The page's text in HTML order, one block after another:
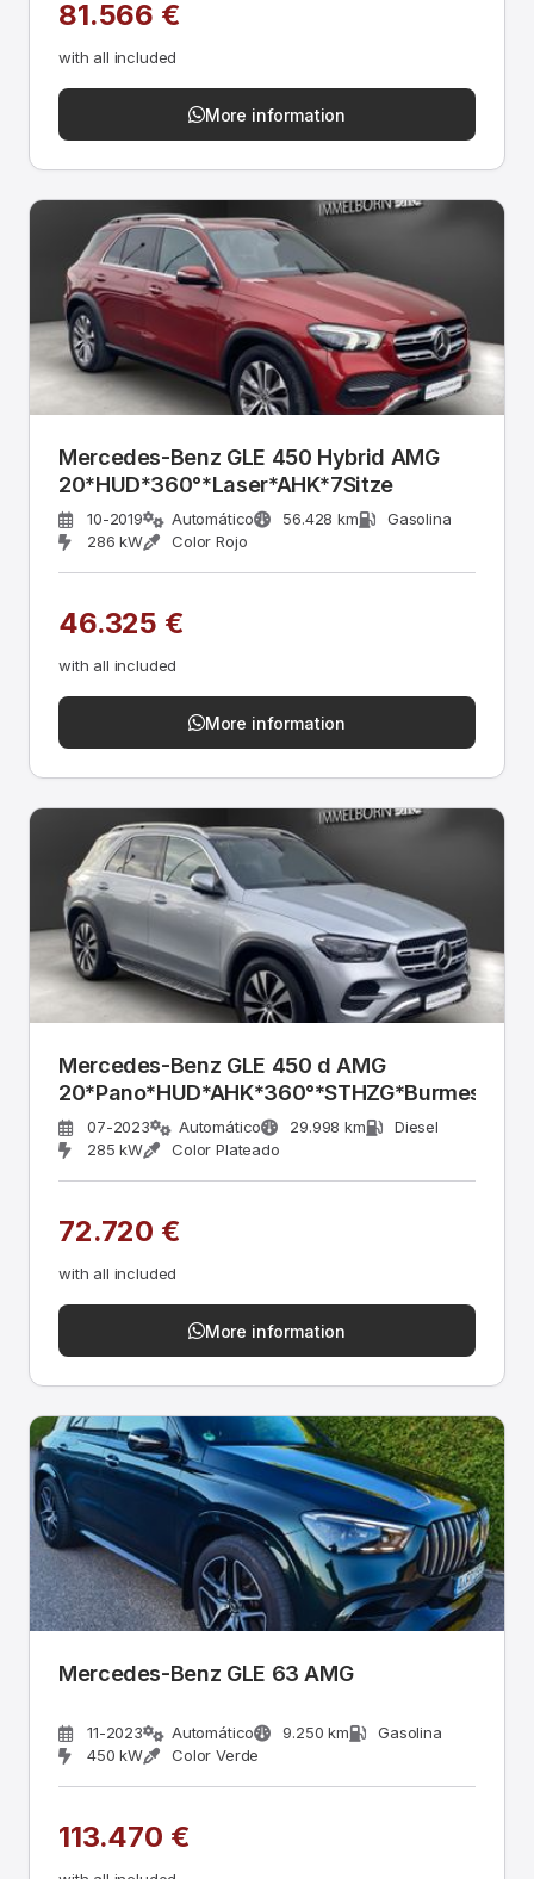
81.566 €
with all included
More information
Mercedes-Benz GLE 450 Hybrid AMG
20*HUD*360°*Laser*AHK*7Sitze
10-2019 Automático 56.428 km
Gasolina
286 kW
Color Rojo
46.325 €
with all included
More information
Mercedes-Benz GLE 450 d AMG
20*Pano*HUD*AHK*360°*STHZG*Burmest
07-2023 Automático 29.998 km
Diesel
285 kW
Color Plateado
72.720 €
with all included
More information
Mercedes-Benz GLE 63 AMG
11-2023 Automático 9.250 km
Gasolina
450 kW
Color Verde
113.470 €